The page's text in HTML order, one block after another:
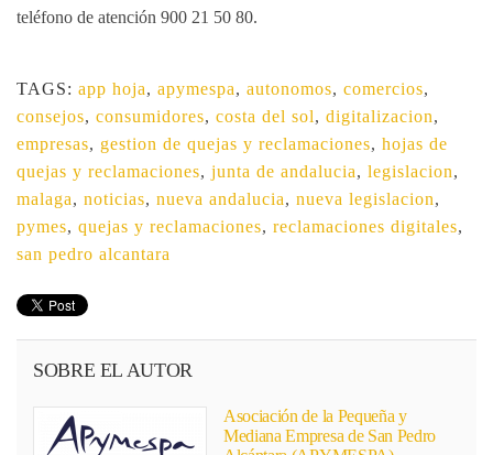
teléfono de atención 900 21 50 80.
TAGS: app hoja, apymespa, autonomos, comercios,
consejos, consumidores, costa del sol, digitalizacion,
empresas, gestion de quejas y reclamaciones, hojas de
quejas y reclamaciones, junta de andalucia, legislacion,
malaga, noticias, nueva andalucia, nueva legislacion,
pymes, quejas y reclamaciones, reclamaciones digitales,
san pedro alcantara
SOBRE EL AUTOR
Asociación de la Pequeña y
Mediana Empresa de San Pedro